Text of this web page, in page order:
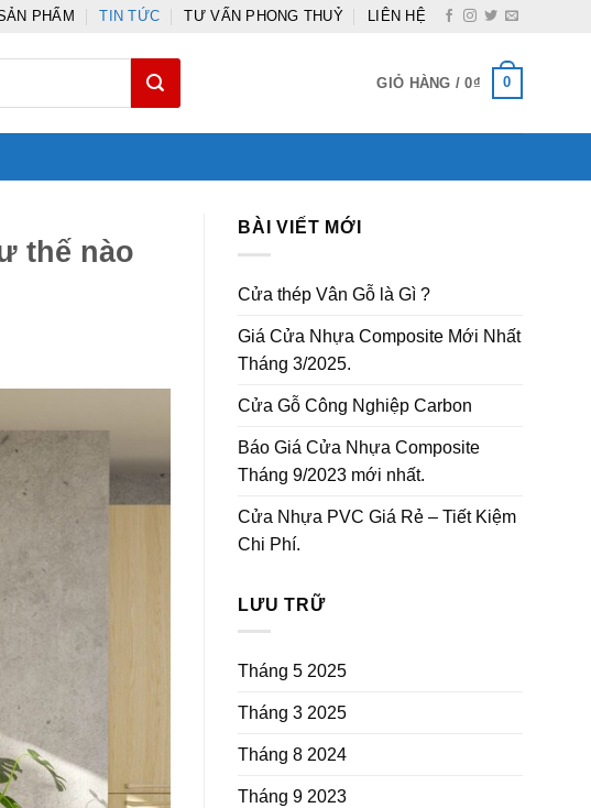
PHẨM TIN TỨC TƯ VẤN PHONG THUỶ LIÊN HỆ
GIỎ HÀNG /0₫ 0
thế nào
BÀI VIẾT MỚI
Cửa thép Vân Gỗ là Gì ?
Giá Cửa Nhựa Composite Mới Nhất
Tháng 3/2025.
Cửa Gỗ Công Nghiệp Carbon
Báo Giá Cửa Nhựa Composite
Tháng 9/2023 mới nhất.
Cửa Nhựa PVC Giá Rẻ – Tiết Kiệm
Chi Phí.
LƯU TRỮ
Tháng 5 2025
Tháng 3 2025
Tháng 8 2024
Tháng 9 2023